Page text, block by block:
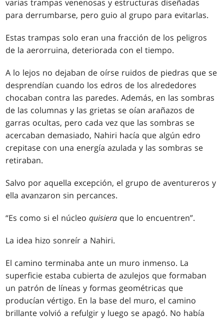
varias trampas venenosas y estructuras diseñadas
para derrumbarse, pero guio al grupo para evitarlas.
Estas trampas solo eran una fracción de los peligros
de la aerorruina, deteriorada con el tiempo.
A lo lejos no dejaban de oírse ruidos de piedras que se
desprendían cuando los edros de los alrededores
chocaban contra las paredes. Además, en las sombras
de las columnas y las grietas se oían arañazos de
garras ocultas, pero cada vez que las sombras se
acercaban demasiado, Nahiri hacía que algún edro
crepitase con una energía azulada y las sombras se
retiraban.
Salvo por aquella excepción, el grupo de aventureros y
ella avanzaron sin percances.
“Es como si el núcleoquisiera que lo encuentren”.
La idea hizo sonreír a Nahiri.
El camino terminaba ante un muro inmenso. La
superficie estaba cubierta de azulejos que formaban
un patrón de líneas y formas geométricas que
producían vértigo. En la base del muro, el camino
brillante volvió a refulgir y luego se apagó. No había